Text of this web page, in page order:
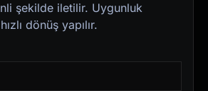
şekilde iletilir. Uygunluk
dönüş yapılır.